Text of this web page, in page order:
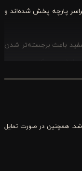
پارچه پخش شده‌اند و
باعث برجسته‌تر شدن
می‌کند.
مدرن و مینیمال
شد. همچنین در صورت تمایل